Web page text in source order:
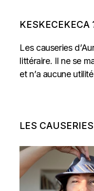
KESKECEKECA
Les causeries
littéraire. Il ne se
et n’a aucune
LES